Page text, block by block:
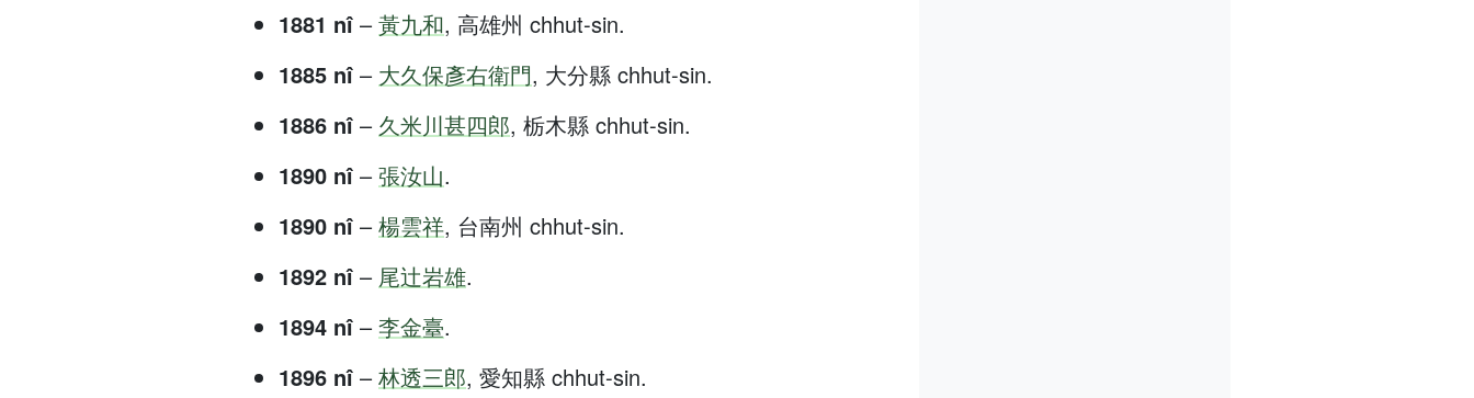
1881 nî – 黃九和, 高雄州 chhut-sin.
1885 nî – 大久保彥右衛門, 大分縣 chhut-sin.
1886 nî – 久米川甚四郎, 栃木縣 chhut-sin.
1890 nî – 張汝山.
1890 nî – 楊雲祥, 台南州 chhut-sin.
1892 nî – 尾辻岩雄.
1894 nî – 李金臺.
1896 nî – 林透三郎, 愛知縣 chhut-sin.